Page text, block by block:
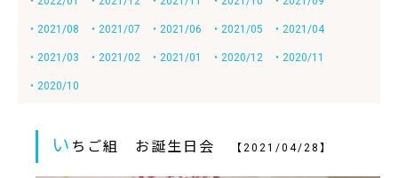
・2021/08 ・2021/07 ・2021/06 ・2021/05 ・2021/04
・2021/03 ・2021/02 ・2021/01 ・2020/12 ・2020/11
・2020/10
い ちご組 お誕生日会 【2021/04/28】